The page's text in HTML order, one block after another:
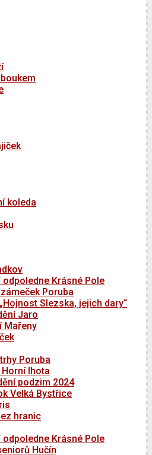
koleda
odpoledne Krásné Pole
Poruba
Slezska, jejich dary“
Jaro
Mařeny
Poruba
lhota
podzim 2024
Velká Bystřice
hranic
odpoledne Krásné Pole
Hučín